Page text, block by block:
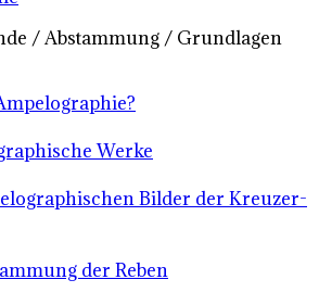
/ Abstammung / Grundlagen
Werke
Bilder der Kreuzer-
der Reben